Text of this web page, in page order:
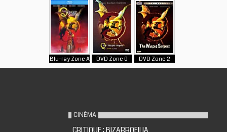
Blu-ray Zone A DVD Zone 0 DVD Zone 2
CINÉMA